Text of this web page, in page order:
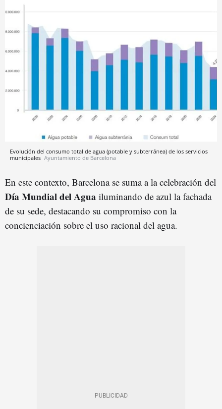
Evolución del consumo total de agua (potable y subterránea) de los servicios
municipales Ayuntamiento de Barcelona
En este contexto, Barcelona se suma a la celebración del
Día Mundial del Agua iluminando de azul la fachada
de su sede, destacando su compromiso con la
concienciación sobre el uso racional del agua.